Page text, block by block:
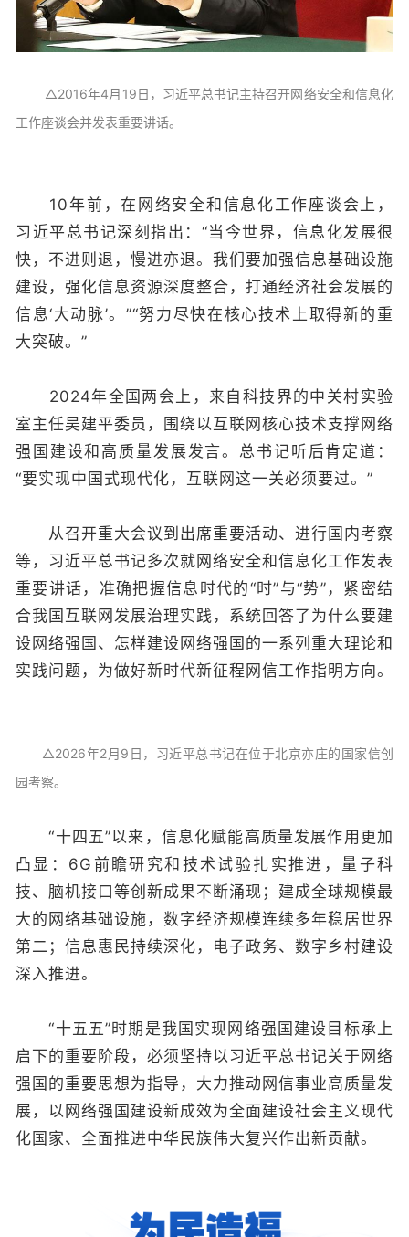
△2016年4月19日，习近平总书记主持召开网络安全和信息化
工作座谈会并发表重要讲话。
10年前，在网络安全和信息化工作座谈会上，
习近平总书记深刻指出：“当今世界，信息化发展很
快，不进则退，慢进亦退。我们要加强信息基础设施
建设，强化信息资源深度整合，打通经济社会发展的
信息‘大动脉’。”“努力尽快在核心技术上取得新的重
大突破。”
2024年全国两会上，来自科技界的中关村实验
室主任吴建平委员，围绕以互联网核心技术支撑网络
强国建设和高质量发展发言。总书记听后肯定道：
“要实现中国式现代化，互联网这一关必须要过。”
从召开重大会议到出席重要活动、进行国内考察
等，习近平总书记多次就网络安全和信息化工作发表
重要讲话，准确把握信息时代的“时”与“势”，紧密结
合我国互联网发展治理实践，系统回答了为什么要建
设网络强国、怎样建设网络强国的一系列重大理论和
实践问题，为做好新时代新征程网信工作指明方向。
△2026年2月9日，习近平总书记在位于北京亦庄的国家信创
园考察。
“十四五”以来，信息化赋能高质量发展作用更加
凸显：6G前瞻研究和技术试验扎实推进，量子科
技、脑机接口等创新成果不断涌现；建成全球规模最
大的网络基础设施，数字经济规模连续多年稳居世界
第二；信息惠民持续深化，电子政务、数字乡村建设
深入推进。
“十五五”时期是我国实现网络强国建设目标承上
启下的重要阶段，必须坚持以习近平总书记关于网络
强国的重要思想为指导，大力推动网信事业高质量发
展，以网络强国建设新成效为全面建设社会主义现代
化国家、全面推进中华民族伟大复兴作出新贡献。